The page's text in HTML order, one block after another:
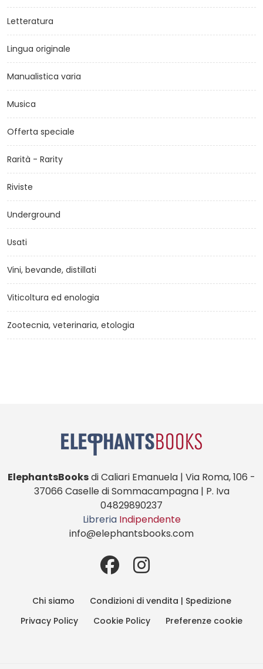
Letteratura
Lingua originale
Manualistica varia
Musica
Offerta speciale
Rarità - Rarity
Riviste
Underground
Usati
Vini, bevande, distillati
Viticoltura ed enologia
Zootecnia, veterinaria, etologia
ElephantsBooksdi Caliari Emanuela | Via Roma, 106 -
37066 Caselle di Sommacampagna | P. Iva
04829890237
Libreria Indipendente
info@elephantsbooks.com
Chi siamo
Condizioni di vendita | Spedizione
Privacy Policy
Cookie Policy Preferenze cookie